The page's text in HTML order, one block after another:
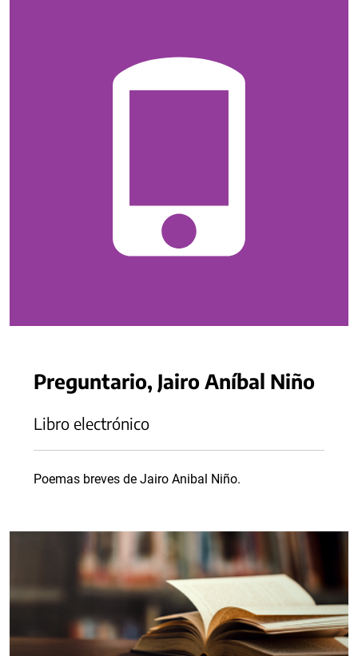
Preguntario, Jairo Aníbal Niño
Libro electrónico
Poemas breves de Jairo Anibal Niño.